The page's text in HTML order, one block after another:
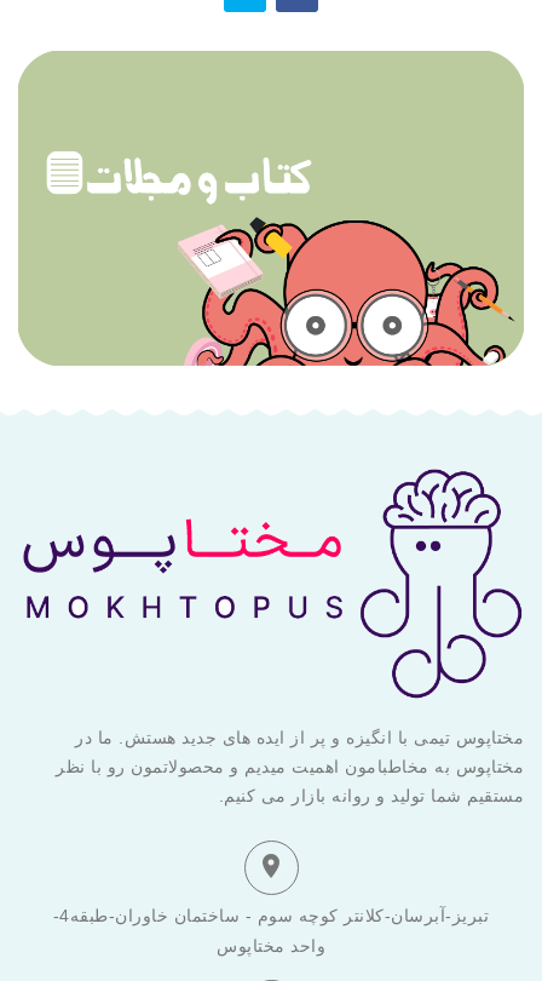
مختاپوس تیمی با انگیزه و پر از ایده های جدید هستش. ما در
مختاپوس به مخاطبامون اهمیت میدیم و محصولاتمون رو با نظر
مستقیم شما تولید و روانه بازار می کنیم.

تبریز-آبرسان-کلانتر کوچه سوم - ساختمان خاوران-طبقه4-
واحد مختاپوس